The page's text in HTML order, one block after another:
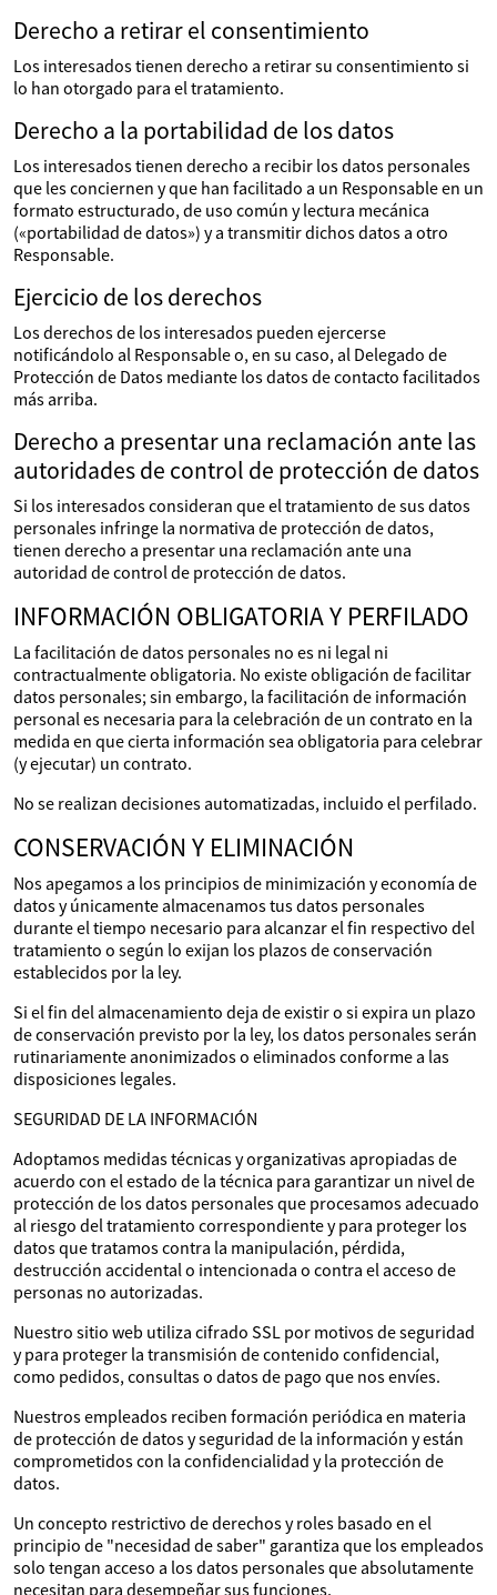
Derecho a retirar el consentimiento
Los interesados tienen derecho a retirar su consentimiento si
lo han otorgado para el tratamiento.
Derecho a la portabilidad de los datos
Los interesados tienen derecho a recibir los datos personales
que les conciernen y que han facilitado a un Responsable en un
formato estructurado, de uso común y lectura mecánica
(«portabilidad de datos») y a transmitir dichos datos a otro
Responsable.
Ejercicio de los derechos
Los derechos de los interesados pueden ejercerse
notificándolo al Responsable o, en su caso, al Delegado de
Protección de Datos mediante los datos de contacto facilitados
más arriba.
Derecho a presentar una reclamación ante las
autoridades de control de protección de datos
Si los interesados consideran que el tratamiento de sus datos
personales infringe la normativa de protección de datos,
tienen derecho a presentar una reclamación ante una
autoridad de control de protección de datos.
INFORMACIÓN OBLIGATORIA Y PERFILADO
La facilitación de datos personales no es ni legal ni
contractualmente obligatoria. No existe obligación de facilitar
datos personales; sin embargo, la facilitación de información
personal es necesaria para la celebración de un contrato en la
medida en que cierta información sea obligatoria para celebrar
(y ejecutar) un contrato.
No se realizan decisiones automatizadas, incluido el perfilado.
CONSERVACIÓN Y ELIMINACIÓN
Nos apegamos a los principios de minimización y economía de
datos y únicamente almacenamos tus datos personales
durante el tiempo necesario para alcanzar el fin respectivo del
tratamiento o según lo exijan los plazos de conservación
establecidos por la ley.
Si el fin del almacenamiento deja de existir o si expira un plazo
de conservación previsto por la ley, los datos personales serán
rutinariamente anonimizados o eliminados conforme a las
disposiciones legales.
SEGURIDAD DE LA INFORMACIÓN
Adoptamos medidas técnicas y organizativas apropiadas de
acuerdo con el estado de la técnica para garantizar un nivel de
protección de los datos personales que procesamos adecuado
al riesgo del tratamiento correspondiente y para proteger los
datos que tratamos contra la manipulación, pérdida,
destrucción accidental o intencionada o contra el acceso de
personas no autorizadas.
Nuestro sitio web utiliza cifrado SSL por motivos de seguridad
y para proteger la transmisión de contenido confidencial,
como pedidos, consultas o datos de pago que nos envíes.
Nuestros empleados reciben formación periódica en materia
de protección de datos y seguridad de la información y están
comprometidos con la confidencialidad y la protección de
datos.
Un concepto restrictivo de derechos y roles basado en el
principio de "necesidad de saber" garantiza que los empleados
solo tengan acceso a los datos personales que absolutamente
necesitan para desempeñar sus funciones.